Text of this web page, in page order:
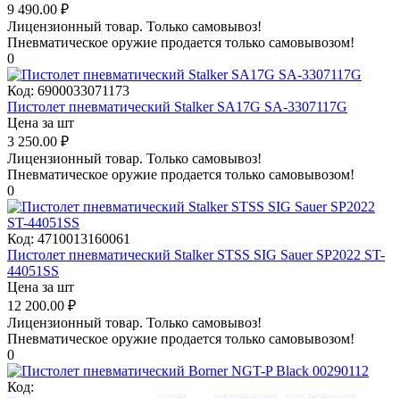
9 490.00 ₽
Лицензионный товар. Только самовывоз!
Пневматическое оружие продается только самовывозом!
0
Код: 6900033071173
Пистолет пневматический Stalker SA17G SA-3307117G
Цена за шт
3 250.00 ₽
Лицензионный товар. Только самовывоз!
Пневматическое оружие продается только самовывозом!
0
Код: 4710013160061
Пистолет пневматический Stalker STSS SIG Sauer SP2022 ST-
44051SS
Цена за шт
12 200.00 ₽
Лицензионный товар. Только самовывоз!
Пневматическое оружие продается только самовывозом!
0
Код: